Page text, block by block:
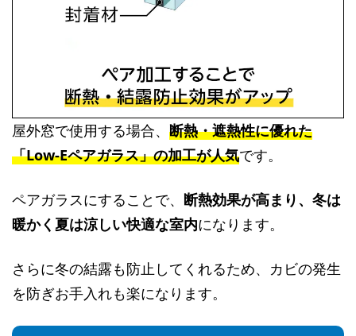
屋外窓で使用する場合、 断熱・遮熱性に優れた
「Low-Eペアガラス」の加工が人気です。
ペアガラスにすることで、 断熱効果が高まり、冬は
暖かく夏は涼しい快適な室内になります。
さらに冬の結露も防止してくれるため、カビの発生
を防ぎお手入れも楽になります。